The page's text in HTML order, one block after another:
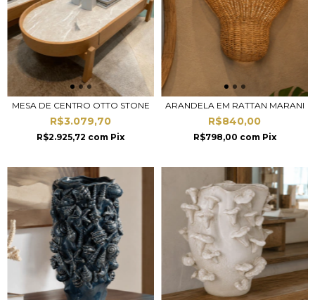
MESA DE CENTRO OTTO STONE
R$3.079,70
R$2.925,72 com Pix
ARANDELA EM RATTAN MARANI
R$840,00
R$798,00 com Pix